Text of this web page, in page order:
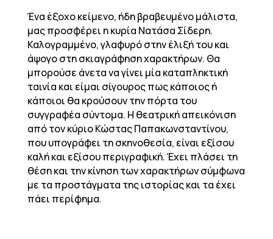
Ένα έξοχο κείμενο, ήδη βραβευμένο μάλιστα,
μας προσφέρει η κυρία Νατάσα Σίδερη.
Καλογραμμένο, γλαφυρό στην έλιξή του και
άψογο στη σκιαγράφηση χαρακτήρων. Θα
μπορούσε άνετα να γίνει μία καταπληκτική
ταινία και είμαι σίγουρος πως κάποιος ή
κάποιοι θα κρούσουν την πόρτα του
συγγραφέα σύντομα. Η θεατρική απεικόνιση
από τον κύριο Κώστας Παπακωνσταντίνου,
που υπογράφει τη σκηνοθεσία, είναι εξίσου
καλή και εξίσου περιγραφική. Έχει πλάσει τη
θέση και την κίνηση των χαρακτήρων σύμφωνα
με τα προστάγματα της ιστορίας και τα έχει
πάει περίφημα.